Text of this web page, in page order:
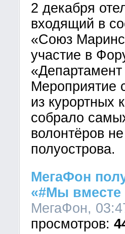
2 декабря
входящий в
«Союз
участие в
Мероприятие
из курортных
собрало
волонтёров
полуострова.
МегаФон
«#Мы вместе
МегаФон,